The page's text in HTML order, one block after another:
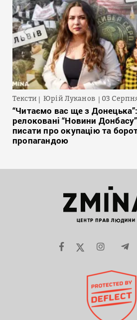
Тексти Юрій Луканов 03
“Читаємо вас ще з Донецька”:
релоковані “Новини
писати про окупацію та
пропагандою